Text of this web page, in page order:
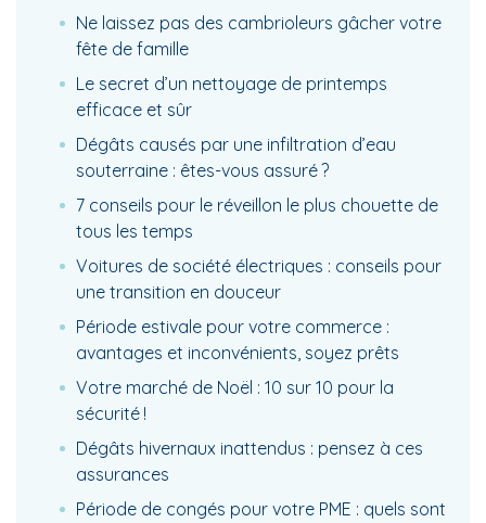
Ne laissez pas des cambrioleurs gâcher votre
fête de famille
Le secret d’un nettoyage de printemps
efficace et sûr
Dégâts causés par une infiltration d’eau
souterraine : êtes-vous assuré ?
7 conseils pour le réveillon le plus chouette de
tous les temps
Voitures de société électriques : conseils pour
une transition en douceur
Période estivale pour votre commerce :
avantages et inconvénients, soyez prêts
Votre marché de Noël : 10 sur 10 pour la
sécurité !
Dégâts hivernaux inattendus : pensez à ces
assurances
Période de congés pour votre PME : quels sont